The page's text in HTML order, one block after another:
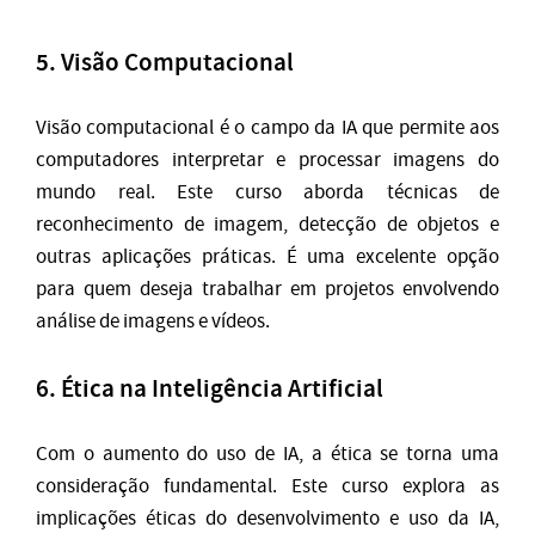
5.Visão Computacional
Visão computacional é o campo da IA que permite aos
computadores interpretar e processar imagens do
mundo real. Este curso aborda técnicas de
reconhecimento de imagem, detecção de objetos e
outras aplicações práticas. É uma excelente opção
para quem deseja trabalhar em projetos envolvendo
análise de imagens e vídeos.
6. Ética na Inteligência Artificial
Com o aumento do uso de IA, a ética se torna uma
consideração fundamental. Este curso explora as
implicações éticas do desenvolvimento e uso da IA,